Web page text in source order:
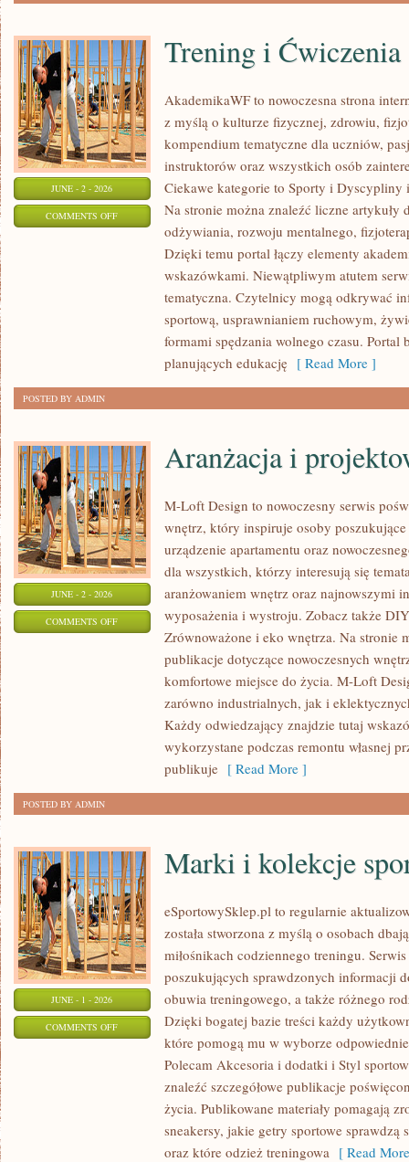
JUNE - 2 - 2026
COMMENTS OFFON
ĆWICZENIA
Trening i Ćwiczenia
AkademikaWF to nowoczesna strona
z myślą o kulturze fizycznej, zdrowiu,
kompendium tematyczne dla uczniów,
instruktorów oraz wszystkich osób
Ciekawe kategorie to Sporty i Dyscypliny
Na stronie można znaleźć liczne artykuły
odżywiania, rozwoju mentalnego,
Dzięki temu portal łączy elementy
wskazówkami. Niewątpliwym atutem
tematyczna. Czytelnicy mogą odkrywać
sportową, usprawnianiem ruchowym,
formami spędzania wolnego czasu. Portal
planujących edukację [ Read More ]
POSTED BY ADMIN
JUNE - 2 - 2026
COMMENTS OFFON
ARANŻACJA
PROJEKTOWANIE
Aranżacja i
M-Loft Design to nowoczesny serwis
wnętrz, który inspiruje osoby
urządzenie apartamentu oraz
dla wszystkich, którzy interesują się
aranżowaniem wnętrz oraz najnowszymi
wyposażenia i wystroju. Zobacz także
Zrównoważone i eko wnętrza. Na stronie
publikacje dotyczące nowoczesnych
komfortowe miejsce do życia. M-Loft
zarówno industrialnych, jak i
Każdy odwiedzający znajdzie tutaj
wykorzystane podczas remontu własnej
publikuje [ Read More ]
POSTED BY ADMIN
JUNE - 1 - 2026
COMMENTS OFFON
SPORTOWE
Marki i kolekcje
eSportowySklep.pl to regularnie
została stworzona z myślą o osobach
miłośnikach codziennego treningu.
poszukujących sprawdzonych informacji
obuwia treningowego, a także różnego
Dzięki bogatej bazie treści każdy
które pomogą mu w wyborze
Polecam Akcesoria i dodatki i Styl
znaleźć szczegółowe publikacje
życia. Publikowane materiały pomagają
sneakersy, jakie getry sportowe sprawdzą
oraz które odzież treningowa [ Read